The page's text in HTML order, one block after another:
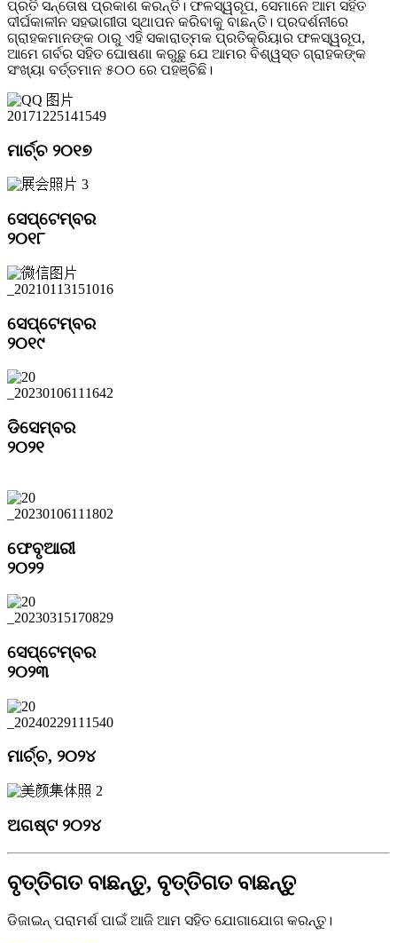
ପ୍ରତି ସନ୍ତୋଷ ପ୍ରକାଶ କରନ୍ତି। ଫଳସ୍ୱରୂପ, ସେମାନେ ଆମ ସହିତ
ଦୀର୍ଘକାଳୀନ ସହଭାଗୀତା ସ୍ଥାପନ କରିବାକୁ ବାଛନ୍ତି। ପ୍ରଦର୍ଶନୀରେ
ଗ୍ରାହକମାନଙ୍କ ଠାରୁ ଏହି ସକାରାତ୍ମକ ପ୍ରତିକ୍ରିୟାର ଫଳସ୍ୱରୂପ,
ଆମେ ଗର୍ବର ସହିତ ଘୋଷଣା କରୁଛୁ ଯେ ଆମର ବିଶ୍ୱସ୍ତ ଗ୍ରାହକଙ୍କ
ସଂଖ୍ୟା ବର୍ତ୍ତମାନ ୫୦୦ ରେ ପହଞ୍ଚିଛି।
ମାର୍ଚ୍ଚ ୨୦୧୭
ସେପ୍ଟେମ୍ବର
୨୦୧୮
ସେପ୍ଟେମ୍ବର
୨୦୧୯
ଡିସେମ୍ବର
୨୦୨୧
ଫେବୃଆରୀ
୨୦୨୨
ସେପ୍ଟେମ୍ବର
୨୦୨୩
ମାର୍ଚ୍ଚ, ୨୦୨୪
ଅଗଷ୍ଟ ୨୦୨୪
ବୃତ୍ତିଗତ ବାଛନ୍ତୁ, ବୃତ୍ତିଗତ ବାଛନ୍ତୁ
ଡିଜାଇନ୍ ପରାମର୍ଶ ପାଇଁ ଆଜି ଆମ ସହିତ ଯୋଗାଯୋଗ କରନ୍ତୁ।